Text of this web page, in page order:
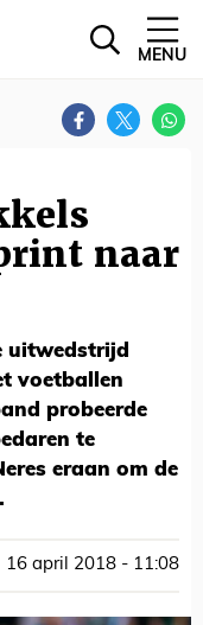
MENU
naar
uitwedstrijd
voetballen
probeerde
te
eraan om de
16 april 2018 - 11:08